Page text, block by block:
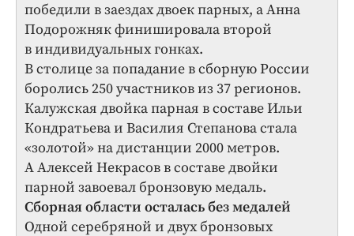
победили в заездах двоек парных, а Анна
Подорожняк финишировала второй
в индивидуальных гонках.
В столице за попадание в сборную России
боролись 250 участников из 37 регионов.
Калужская двойка парная в составе Ильи
Кондратьева и Василия Степанова стала
«золотой» на дистанции 2000 метров.
А Алексей Некрасов в составе двойки
парной завоевал бронзовую медаль.
Сборная области осталась без медалей
Одной серебряной и двух бронзовых